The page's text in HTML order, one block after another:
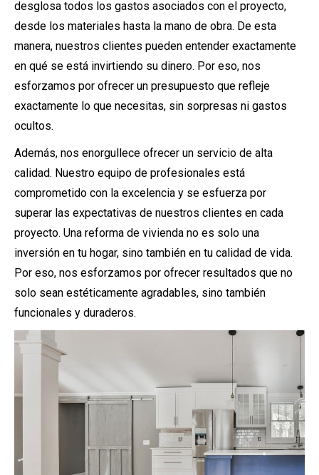
desglosa todos los gastos asociados con el proyecto,
desde los materiales hasta la mano de obra. De esta
manera, nuestros clientes pueden entender exactamente
en qué se está invirtiendo su dinero. Por eso, nos
esforzamos por ofrecer un presupuesto que refleje
exactamente lo que necesitas, sin sorpresas ni gastos
ocultos.
Además, nos enorgullece ofrecer un servicio de alta
calidad. Nuestro equipo de profesionales está
comprometido con la excelencia y se esfuerza por
superar las expectativas de nuestros clientes en cada
proyecto. Una reforma de vivienda no es solo una
inversión en tu hogar, sino también en tu calidad de vida.
Por eso, nos esforzamos por ofrecer resultados que no
solo sean estéticamente agradables, sino también
funcionales y duraderos.